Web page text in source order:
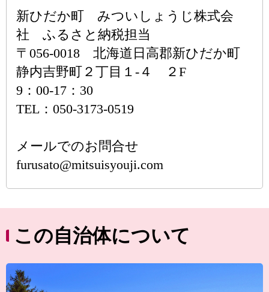
新ひだか町 みついしょうじ株式会
社 ふるさと納税担当
〒056-0018 北海道日高郡新ひだか町
静内吉野町２丁目１-４ ２F
9：00-17：30
TEL：050-3173-0519
メールでのお問合せ
furusato@mitsuisyouji.com
この自治体について